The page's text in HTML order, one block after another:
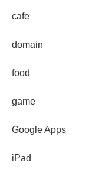
cafe
domain
food
game
Google Apps
iPad